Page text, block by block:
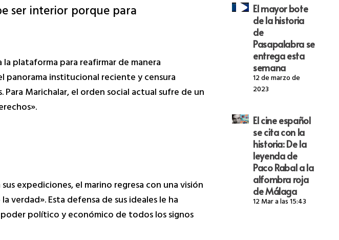
ser interior porque para
plataforma para reafirmar de manera
panorama institucional reciente y censura
Marichalar, el orden social actual sufre de un
expediciones, el marino regresa con una visión
verdad». Esta defensa de sus ideales le ha
político y económico de todos los signos
El mayor bote
de la historia
de
Pasapalabra se
entrega esta
semana
12 de marzo de
2023
El cine español
se cita con la
historia: De la
leyenda de
Paco Rabal a la
alfombra roja
de Málaga
12 Mar a las 15:43